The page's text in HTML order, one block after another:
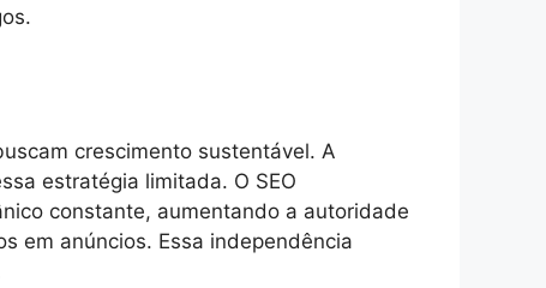
crescimento sustentável. A
estratégia limitada. O SEO
constante, aumentando a autoridade
em anúncios. Essa independência